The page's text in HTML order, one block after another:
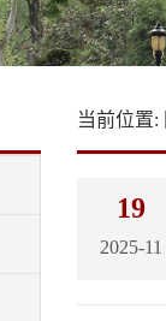
当前位置:
19
2025-11